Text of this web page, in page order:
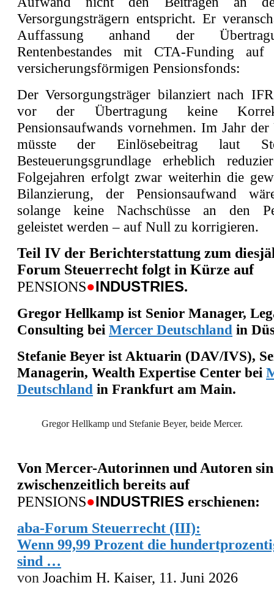
Versorgungsträgern entspricht. Er
Auffassung anhand der
Rentenbestandes mit CTA-Funding
versicherungsförmigen Pensionsfonds:
Der Versorgungsträger bilanziert nach
vor der Übertragung keine
Pensionsaufwands vornehmen. Im Jahr
müsste der Einlösebeitrag laut
Besteuerungsgrundlage erheblich
Folgejahren erfolgt zwar weiterhin die
Bilanzierung, der Pensionsaufwand
solange keine Nachschüsse an den
geleistet werden – auf Null zu korrigieren.
Teil IV der Berichterstattung zum
Forum Steuerrecht folgt in Kürze auf
PENSIONS●INDUSTRIES.
Gregor Hellkamp ist Senior Manager,
Consulting bei Mercer Deutschland in
Stefanie Beyer ist Aktuarin (DAV/IVS),
Managerin, Wealth Expertise Center bei
Deutschland in Frankfurt am Main.
Gregor Hellkamp und Stefanie Beyer, beide Mercer.
Von Mercer-Autorinnen und Autoren
zwischenzeitlich bereits auf
PENSIONS●INDUSTRIES erschienen:
aba-Forum Steuerrecht (III):
Wenn 99,99 Prozent die
sind …
von Joachim H. Kaiser, 11. Juni 2026